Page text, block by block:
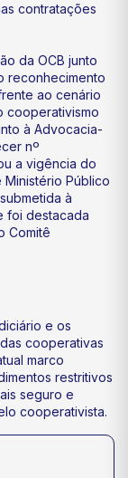
contratações
da OCB junto
reconhecimento
ao cenário
cooperativismo
à Advocacia-
nº
a vigência do
Público
à
foi destacada
Comitê
e os
cooperativas
marco
restritivos
seguro e
cooperativista.